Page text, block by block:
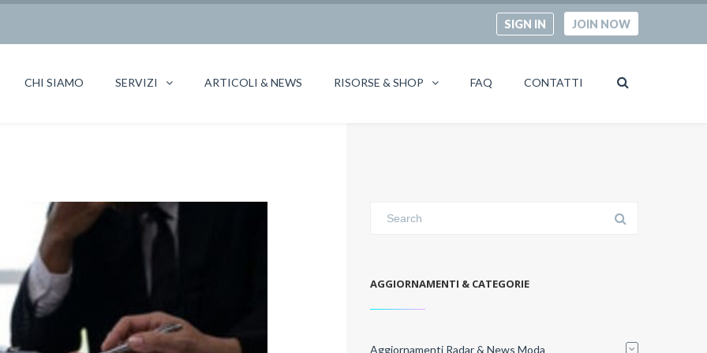
SIGN IN JOIN NOW
CHI SIAMO SERVIZI ARTICOLI & NEWS RISORSE & SHOP FAQ CONTATTI
AGGIORNAMENTI & CATEGORIE
Aggiornamenti Radar & News Moda